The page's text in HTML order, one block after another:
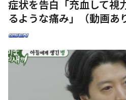
症状を告白「充血して視
るような痛み」（動画あ